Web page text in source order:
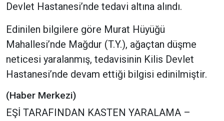
Devlet Hastanesi’nde tedavi altına alındı.
Edinilen bilgilere göre Murat Hüyüğü
Mahallesi’nde Mağdur (T.Y.), ağaçtan düşme
neticesi yaralanmış, tedavisinin Kilis Devlet
Hastanesi’nde devam ettiği bilgisi edinilmiştir.
(Haber Merkezi)
EŞİ TARAFINDAN KASTEN YARALAMA –